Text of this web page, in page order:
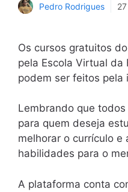
Pedro Rodrigues
Os cursos gratuitos
pela Escola Virtual da
podem ser feitos pela
Lembrando que
para quem deseja
melhorar o currículo e
habilidades para o
A plataforma conta